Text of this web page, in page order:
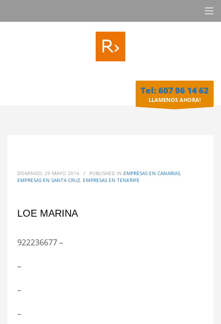
Tel: 607 96 14 62
LLAMENOS AHORA!
DOMINGO, 29 MAYO 2016 / PUBLISHED IN EMPRESAS EN CANARIAS,
EMPRESAS EN SANTA CRUZ, EMPRESAS EN TENERIFE
LOE MARINA
922236677 –
–
–
–